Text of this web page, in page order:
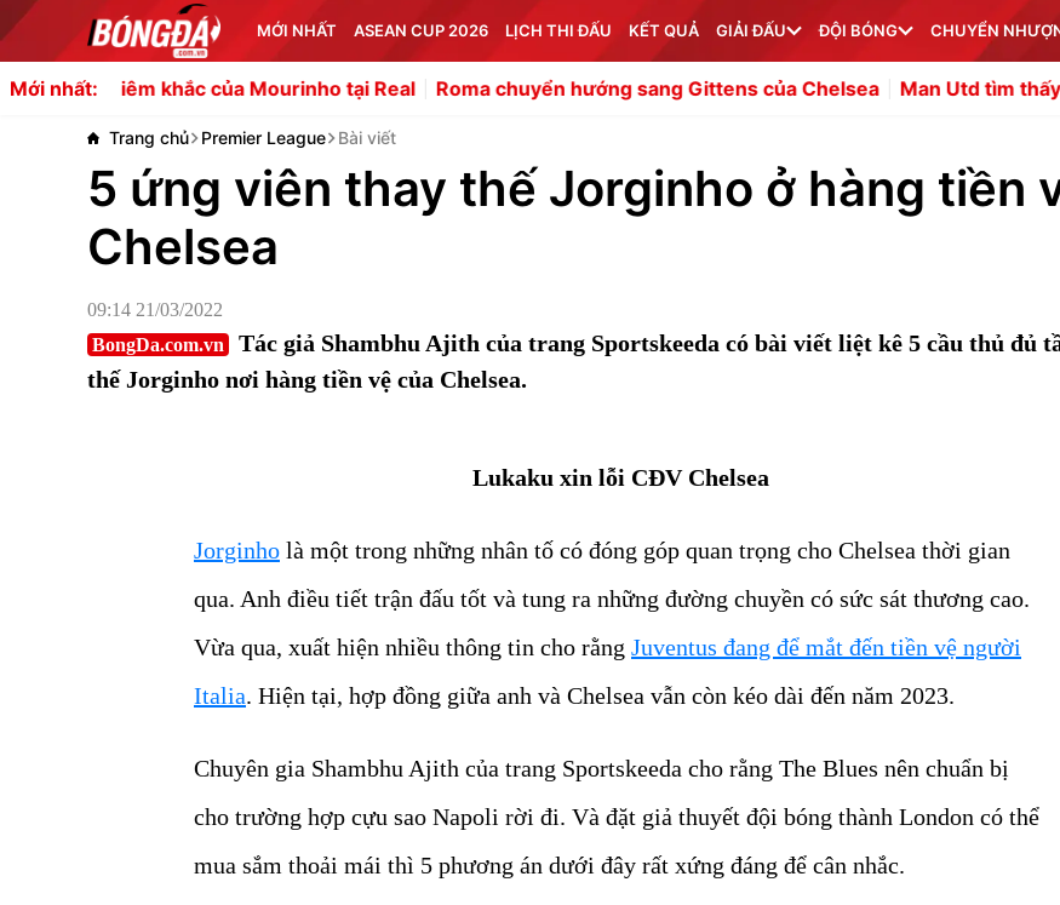
MỚI NHẤT ASEAN CUP 2026 LỊCH THI ĐẤU KẾT QUẢ GIẢI ĐẤU ĐỘI BÓNG CHUYỂN
Mới nhất:
khắc của Mourinho tại Real Roma chuyển hướng sang Gittens của Chelsea Man Utd tìm thấy 'máy quét'
Trang chủ Premier League Bài viết
5 ứng viên thay thế Jorginho ở hàng tiền
Chelsea
09:14 21/03/2022
BongDa.com.vn
Tác giả Shambhu Ajith của trang Sportskeeda có bài viết liệt kê 5 cầu thủ đủ
thế Jorginho nơi hàng tiền vệ của Chelsea.
Lukaku xin lỗi CĐV Chelsea
Jorginho là một trong những nhân tố có đóng góp quan trọng cho Chelsea thời gian
qua. Anh điều tiết trận đấu tốt và tung ra những đường chuyền có sức sát thương cao.
Vừa qua, xuất hiện nhiều thông tin cho rằng Juventus đang để mắt đến tiền vệ người
Italia. Hiện tại, hợp đồng giữa anh và Chelsea vẫn còn kéo dài đến năm 2023.
Chuyên gia Shambhu Ajith của trang Sportskeeda cho rằng The Blues nên chuẩn bị
cho trường hợp cựu sao Napoli rời đi. Và đặt giả thuyết đội bóng thành London có thể
mua sắm thoải mái thì 5 phương án dưới đây rất xứng đáng để cân nhắc.